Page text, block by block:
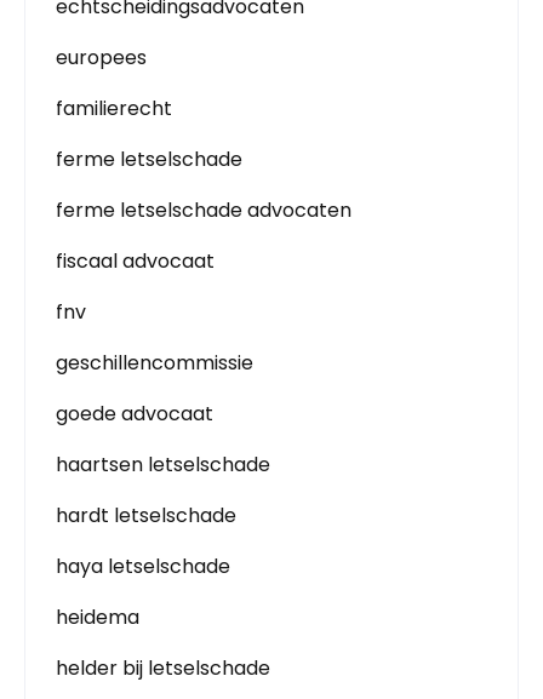
echtscheidingsadvocaten
europees
familierecht
ferme letselschade
ferme letselschade advocaten
fiscaal advocaat
fnv
geschillencommissie
goede advocaat
haartsen letselschade
hardt letselschade
haya letselschade
heidema
helder bij letselschade